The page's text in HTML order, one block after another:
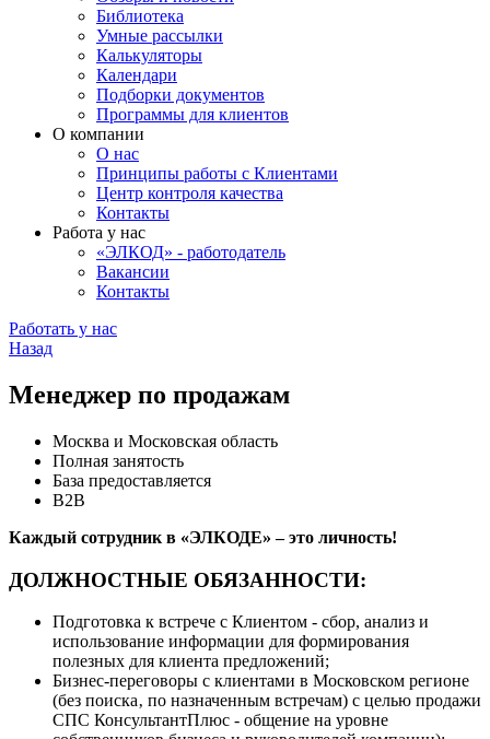
Библиотека
Умные рассылки
Калькуляторы
Календари
Подборки документов
Программы для клиентов
О компании
О нас
Принципы работы с Клиентами
Центр контроля качества
Контакты
Работа у нас
«ЭЛКОД» - работодатель
Вакансии
Контакты
Работать у нас
Назад
Менеджер по продажам
Москва и Московская область
Полная занятость
База предоставляется
B2B
Каждый сотрудник в «ЭЛКОДЕ» – это личность!
ДОЛЖНОСТНЫЕ ОБЯЗАННОСТИ:
Подготовка к встрече с Клиентом - сбор, анализ и
использование информации для формирования
полезных для клиента предложений;
Бизнес-переговоры с клиентами в Московском регионе
(без поиска‚ по назначенным встречам) с целью продажи
СПС КонсультантПлюс - общение на уровне